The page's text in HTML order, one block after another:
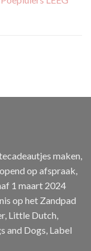
maken,
op afspraak,
1 maart 2024
op het Zandpad
Little Dutch,
and Dogs, Label